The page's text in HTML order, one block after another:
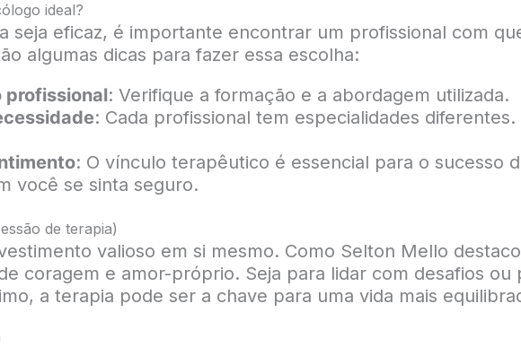
ideal?
seja eficaz, é importante encontrar um profissional com
algumas dicas para fazer essa escolha:
profissional: Verifique a formação e a abordagem utilizada.
: Cada profissional tem especialidades
: O vínculo terapêutico é essencial para o sucesso
você se sinta seguro.
de terapia)
valioso em si mesmo. Como Selton Mello
coragem e amor-próprio. Seja para lidar com desafios ou
a terapia pode ser a chave para uma vida mais